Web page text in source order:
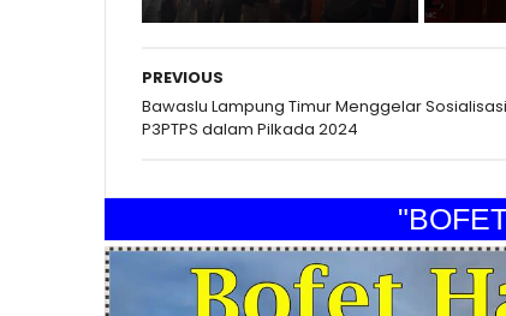
PREVIOUS
Bawaslu Lampung Timur Menggelar Sosialisasi
P3PTPS dalam Pilkada 2024
"BOFET